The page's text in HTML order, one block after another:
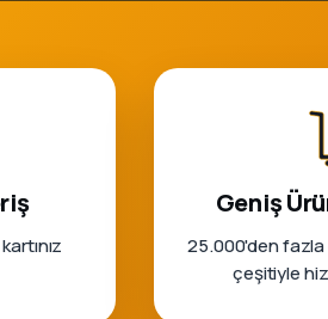
Geniş
25.000'den
çeşitiyle